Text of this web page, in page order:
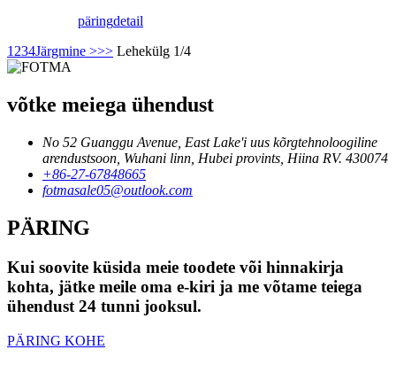
päringdetail
1 234Järgmine >>> Lehekülg 1/4
võtke meiega ühendust
No 52 Guanggu Avenue, East Lake'i uus kõrgtehnoloogiline
arendustsoon, Wuhani linn, Hubei provints, Hiina RV. 430074
+86-27-67848665
fotmasale05@outlook.com
PÄRING
Kui soovite küsida meie toodete või hinnakirja
kohta, jätke meile oma e-kiri ja me võtame teiega
ühendust 24 tunni jooksul.
PÄRING KOHE